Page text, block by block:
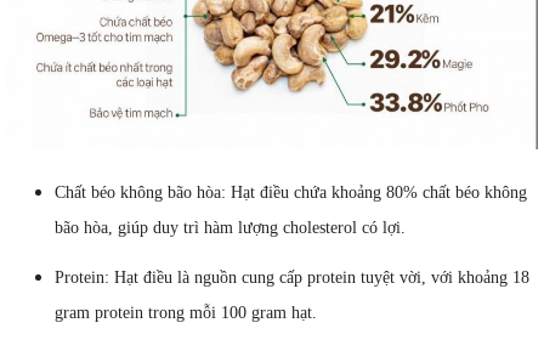
Chất béo không bão hòa: Hạt điều chứa khoảng 80% chất béo không
bão hòa, giúp duy trì hàm lượng cholesterol có lợi.
Protein: Hạt điều là nguồn cung cấp protein tuyệt vời, với khoảng 18
gram protein trong mỗi 100 gram hạt.